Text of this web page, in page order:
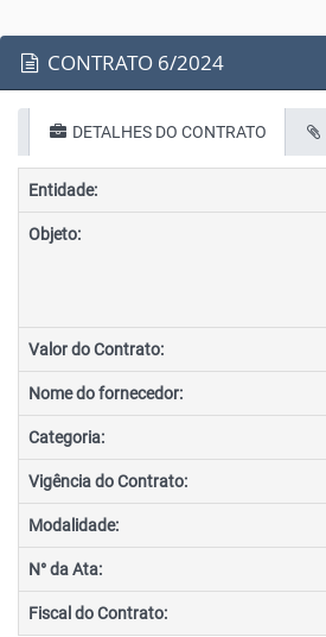
CONTRATO 6/2024
DETALHES DO CONTRATO
Entidade:
Objeto:
Valor do Contrato:
Nome do fornecedor:
Categoria:
Vigência do Contrato:
Modalidade:
N° da Ata:
Fiscal do Contrato: